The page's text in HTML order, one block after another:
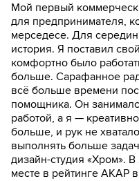
Мой первый
для предпринимателя,
мерседесе. Для
история. Я поставил
комфортно было
больше. Сарафанное
всё больше времени
помощника. Он
работой, а я —
больше, и рук не
выполнять больше
дизайн-студия «Хром».
месте в рейтинге АКАР